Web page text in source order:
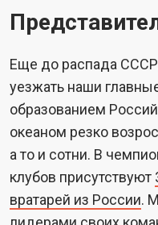
Еще до распада
уезжать наши
образованием
океаном резко
а то и сотни. В
клубов присутствуют
вратарей из России.